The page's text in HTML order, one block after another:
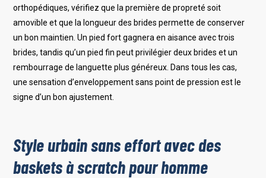
orthopédiques, vérifiez que la première de propreté soit
amovible et que la longueur des brides permette de conserver
un bon maintien. Un pied fort gagnera en aisance avec trois
brides, tandis qu’un pied fin peut privilégier deux brides et un
rembourrage de languette plus généreux. Dans tous les cas,
une sensation d’enveloppement sans point de pression est le
signe d’un bon ajustement.
Style urbain sans effort avec des
baskets à scratch pour homme